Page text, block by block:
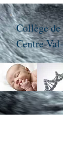
Collège
Centre-